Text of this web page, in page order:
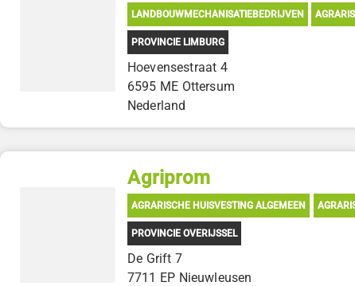
LANDBOUWMECHANISATIEBEDRIJVEN
PROVINCIE LIMBURG
Hoevensestraat 4
6595 ME Ottersum
Nederland
Agriprom
AGRARISCHE HUISVESTING ALGEMEEN
PROVINCIE OVERIJSSEL
De Grift 7
7711 EP Nieuwleusen